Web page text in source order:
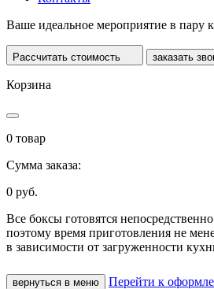
Ваше идеальное мероприятие в пару
Рассчитать стоимость заказать
Корзина
0 товар
Сумма заказа:
0 руб.
Все боксы готовятся
поэтому время приготовления не
в зависимости от загруженности
вернуться в меню Перейти к